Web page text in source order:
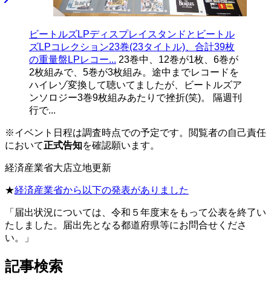
ビートルズLPディスプレイスタンドとビートル
ズLPコレクション23巻(23タイトル)、合計39枚
の重量盤LPレコー... 23巻中、12巻が1枚、6巻が
2枚組みで、5巻が3枚組み。途中までレコードを
ハイレゾ変換して聴いてましたが、ビートルズア
ンソロジー3巻9枚組みあたりで挫折(笑)。 隔週刊
行で...
※イベント日程は調査時点での予定です。閲覧者の自己責任
において正式告知を確認願います。
経済産業省大店立地更新
★経済産業省から以下の発表がありました
「届出状況については、令和５年度末をもって公表を終了い
たしました。届出先となる都道府県等にお問合せくださ
い。」
記事検索